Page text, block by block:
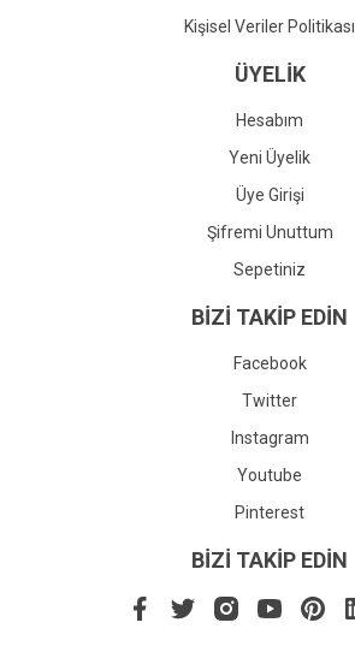
Kişisel Veriler Politikası
ÜYELİK
Hesabım
Yeni Üyelik
Üye Girişi
Şifremi Unuttum
Sepetiniz
BİZİ TAKİP EDİN
Facebook
Twitter
Instagram
Youtube
Pinterest
BİZİ TAKİP EDİN